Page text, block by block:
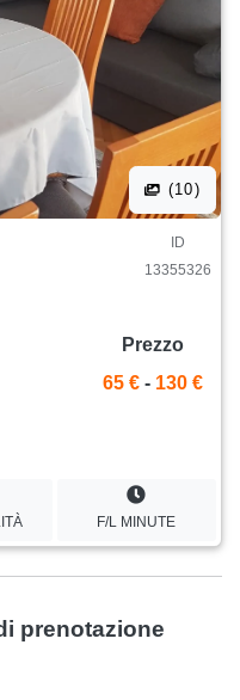
(10)
ID
13355326
Prezzo
65 € - 130 €
F/L MINUTE
prenotazione